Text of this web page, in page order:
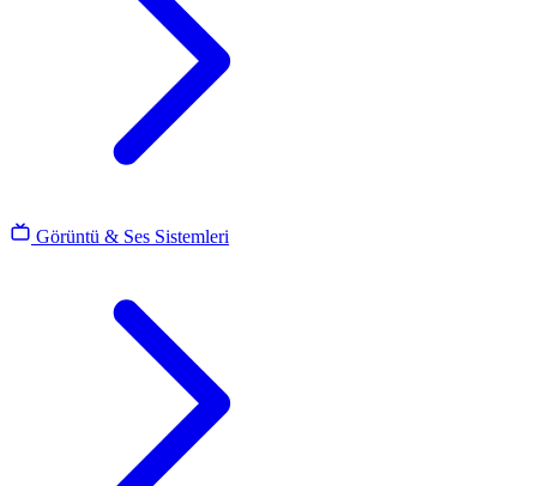
Görüntü & Ses Sistemleri